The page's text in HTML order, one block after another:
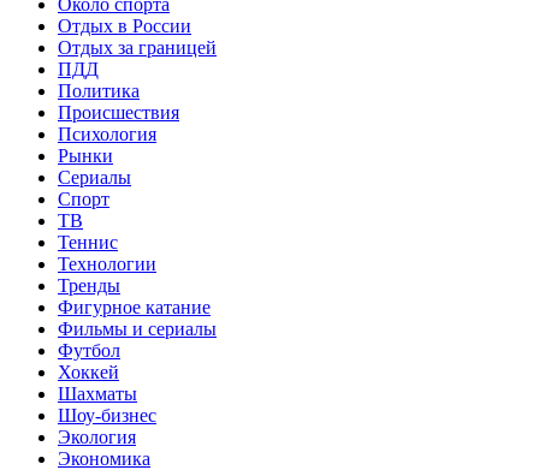
Отдых в России
Отдых за границей
ПДД
Политика
Происшествия
Психология
Рынки
Сериалы
Спорт
ТВ
Теннис
Технологии
Тренды
Фигурное катание
Фильмы и сериалы
Футбол
Хоккей
Шахматы
Шоу-бизнес
Экология
Экономика